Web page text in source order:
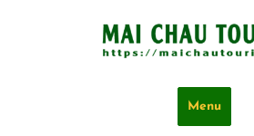
Menu